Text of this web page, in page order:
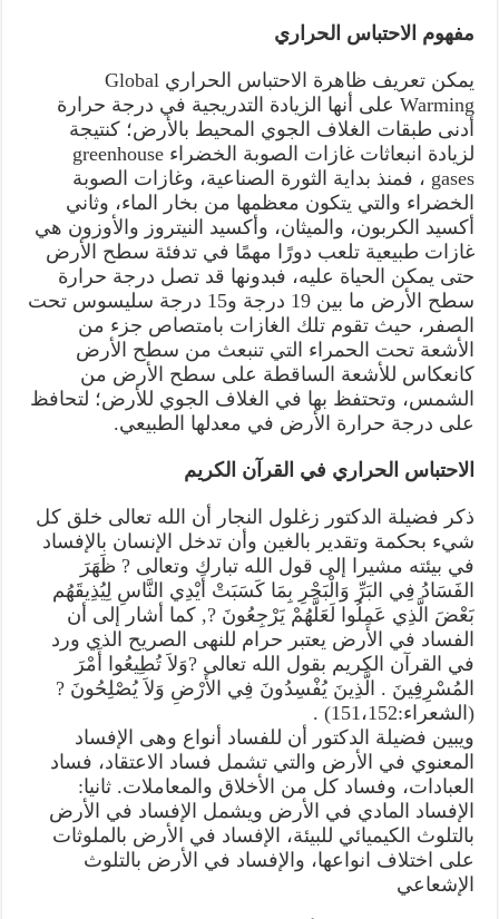
مفهوم الاحتباس الحراري
يمكن تعريف ظاهرة الاحتباس الحراري Global
Warming على أنها الزيادة التدريجية في درجة حرارة
أدنى طبقات الغلاف الجوي المحيط بالأرض؛ كنتيجة
لزيادة انبعاثات غازات الصوبة الخضراء greenhouse
gases ، فمنذ بداية الثورة الصناعية، وغازات الصوبة
الخضراء والتي يتكون معظمها من بخار الماء، وثاني
أكسيد الكربون، والميثان، وأكسيد النيتروز والأوزون هي
غازات طبيعية تلعب دورًا مهمًا في تدفئة سطح الأرض
حتى يمكن الحياة عليه، فبدونها قد تصل درجة حرارة
سطح الأرض ما بين 19 درجة و15 درجة سليسوس تحت
الصفر، حيث تقوم تلك الغازات بامتصاص جزء من
الأشعة تحت الحمراء التي تنبعث من سطح الأرض
كانعكاس للأشعة الساقطة على سطح الأرض من
الشمس، وتحتفظ بها في الغلاف الجوي للأرض؛ لتحافظ
على درجة حرارة الأرض في معدلها الطبيعي.
الاحتباس الحراري في القرآن الكريم
ذكر فضيلة الدكتور زغلول النجار أن الله تعالى خلق كل
شيء بحكمة وتقدير بالغين وأن تدخل الإنسان بالإفساد
في بيئته مشيرا إلى قول الله تبارك وتعالى ? ظَهَرَ
الفَسَادُ فِي البَرِّ وَالْبَحْرِ بِمَا كَسَبَتْ أَيْدِي النَّاسِ لِيُذِيقَهُم
بَعْضَ الَّذِي عَمِلُوا لَعَلَّهُمْ يَرْجِعُونَ ‏?, كما أشار إلى أن
الفساد في الأرض يعتبر حرام للنهى الصريح الذي ورد
في القرآن الكريم بقول الله تعالى ?وَلاَ تُطِيعُوا أَمْرَ
المُسْرِفِينَ . الَّذِينَ يُفْسِدُونَ فِي الأَرْضِ وَلاَ يُصْلِحُونَ ?
(الشعراء:151،152) .
ويبين فضيلة الدكتور أن للفساد أنواع وهى الإفساد
المعنوي في الأرض والتي تشمل فساد الاعتقاد‏، فساد
العبادات‏، وفساد كل من الأخلاق والمعاملات‏. ثانيا‏:‏
الإفساد المادي في الأرض ويشمل الإفساد في الأرض
بالتلوث الكيميائي للبيئة‏، الإفساد في الأرض بالملوثات
على اختلاف انواعها‏، والإفساد في الأرض بالتلوث
الإشعاعي‏